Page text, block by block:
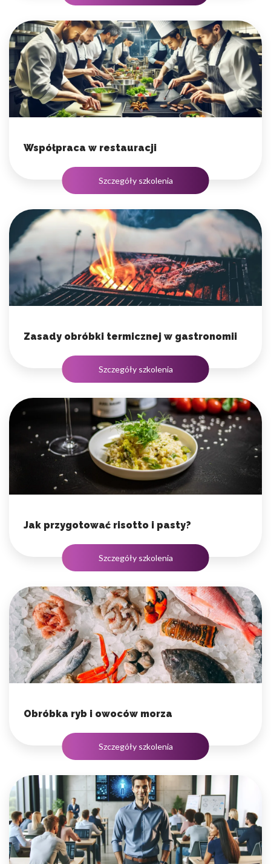
Współpraca w restauracji
Szczegóły szkolenia
Zasady obróbki termicznej w gastronomii
Szczegóły szkolenia
Jak przygotować risotto i pasty?
Szczegóły szkolenia
Obróbka ryb i owoców morza
Szczegóły szkolenia